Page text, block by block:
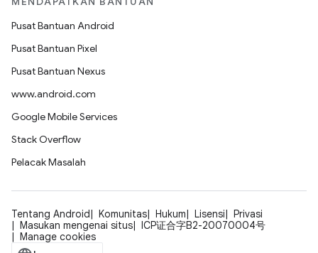
Pusat Bantuan Android
Pusat Bantuan Pixel
Pusat Bantuan Nexus
www.android.com
Google Mobile Services
Stack Overflow
Pelacak Masalah
Tentang Android Komunitas Hukum Lisensi
Privasi
Masukan mengenai situs
ICP证合字B2-20070004号
Manage cookies